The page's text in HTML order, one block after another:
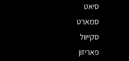
סיאט
סמארט
סקייוול
פאריזון